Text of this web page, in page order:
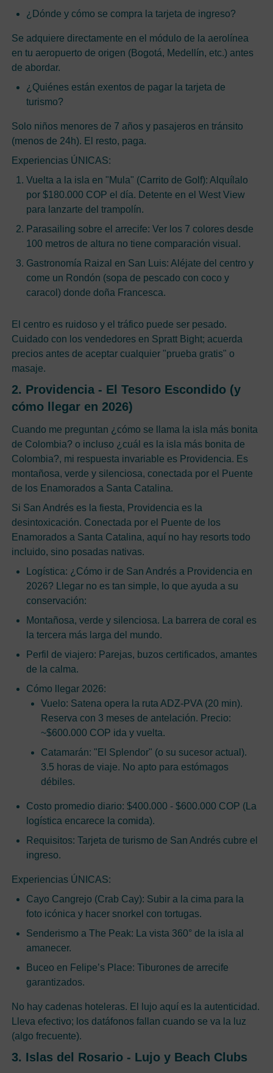
¿Dónde y cómo se compra la tarjeta de ingreso?
Se adquiere directamente en el módulo de la aerolínea
en tu aeropuerto de origen (Bogotá, Medellín, etc.) antes
de abordar.
¿Quiénes están exentos de pagar la tarjeta de
turismo?
Solo niños menores de 7 años y pasajeros en tránsito
(menos de 24h). El resto, paga.
Experiencias ÚNICAS:
Vuelta a la isla en "Mula" (Carrito de Golf): Alquílalo
por $180.000 COP el día. Detente en el West View
para lanzarte del trampolín.
Parasailing sobre el arrecife: Ver los 7 colores desde
100 metros de altura no tiene comparación visual.
Gastronomía Raizal en San Luis: Aléjate del centro y
come un Rondón (sopa de pescado con coco y
caracol) donde doña Francesca.
El centro es ruidoso y el tráfico puede ser pesado.
Cuidado con los vendedores en Spratt Bight; acuerda
precios antes de aceptar cualquier "prueba gratis" o
masaje.
2. Providencia - El Tesoro Escondido (y
cómo llegar en 2026)
Cuando me preguntan ¿cómo se llama la isla más bonita
de Colombia? o incluso ¿cuál es la isla más bonita de
Colombia?, mi respuesta invariable es Providencia. Es
montañosa, verde y silenciosa, conectada por el Puente
de los Enamorados a Santa Catalina.
Si San Andrés es la fiesta, Providencia es la
desintoxicación. Conectada por el Puente de los
Enamorados a Santa Catalina, aquí no hay resorts todo
incluido, sino posadas nativas.
Logística: ¿Cómo ir de San Andrés a Providencia en
2026? Llegar no es tan simple, lo que ayuda a su
conservación:
Montañosa, verde y silenciosa. La barrera de coral es
la tercera más larga del mundo.
Perfil de viajero: Parejas, buzos certificados, amantes
de la calma.
Cómo llegar 2026:
Vuelo: Satena opera la ruta ADZ-PVA (20 min).
Reserva con 3 meses de antelación. Precio:
~$600.000 COP ida y vuelta.
Catamarán: "El Splendor" (o su sucesor actual).
3.5 horas de viaje. No apto para estómagos
débiles.
Costo promedio diario: $400.000 - $600.000 COP (La
logística encarece la comida).
Requisitos: Tarjeta de turismo de San Andrés cubre el
ingreso.
Experiencias ÚNICAS:
Cayo Cangrejo (Crab Cay): Subir a la cima para la
foto icónica y hacer snorkel con tortugas.
Senderismo a The Peak: La vista 360° de la isla al
amanecer.
Buceo en Felipe’s Place: Tiburones de arrecife
garantizados.
No hay cadenas hoteleras. El lujo aquí es la autenticidad.
Lleva efectivo; los datáfonos fallan cuando se va la luz
(algo frecuente).
3. Islas del Rosario - Lujo y Beach Clubs